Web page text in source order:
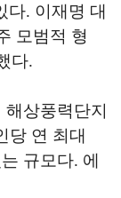
다. 이재명 대
모범적 형
다.
해상풍력단지
당 연 최대
규모다. 에